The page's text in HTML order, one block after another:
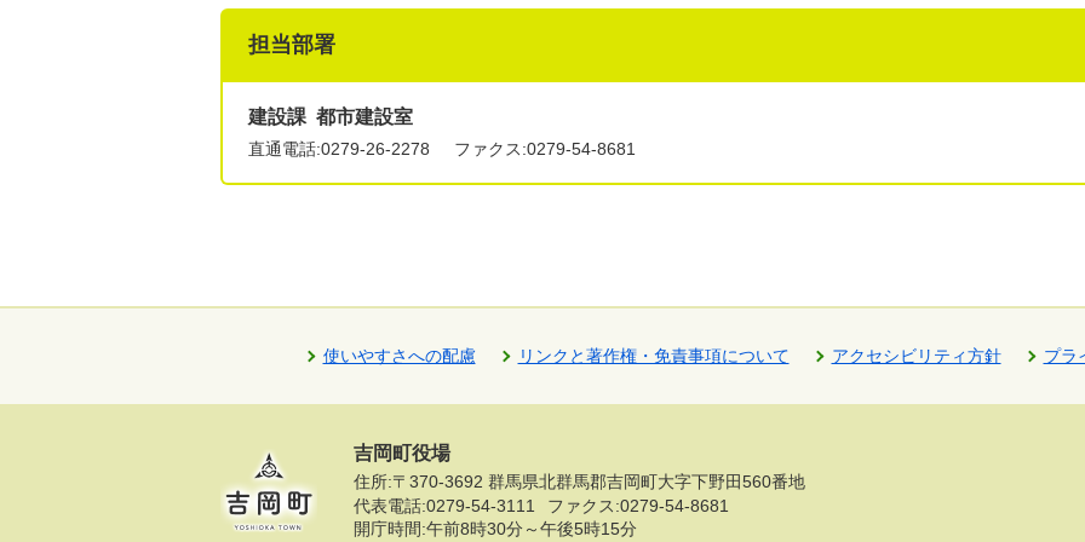
担当部署
建設課 都市建設室
直通電話:0279-26-2278 ファクス:0279-54-8681
使いやすさへの配慮 リンクと著作権・免責事項について アクセシビリティ方針 プラ
吉岡町役場
住所:〒370-3692 群馬県北群馬郡吉岡町大字下野田560番地
代表電話:0279-54-3111
ファクス:0279-54-8681
開庁時間:午前8時30分～午後5時15分